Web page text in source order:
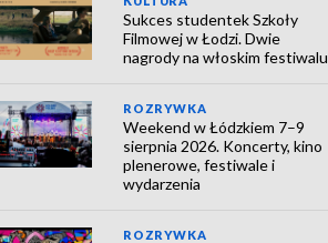
Sukces studentek Szkoły
Filmowej w Łodzi. Dwie
nagrody na włoskim festiwalu
ROZRYWKA
Weekend w Łódzkiem 7–9
sierpnia 2026. Koncerty, kino
plenerowe, festiwale i
wydarzenia
ROZRYWKA